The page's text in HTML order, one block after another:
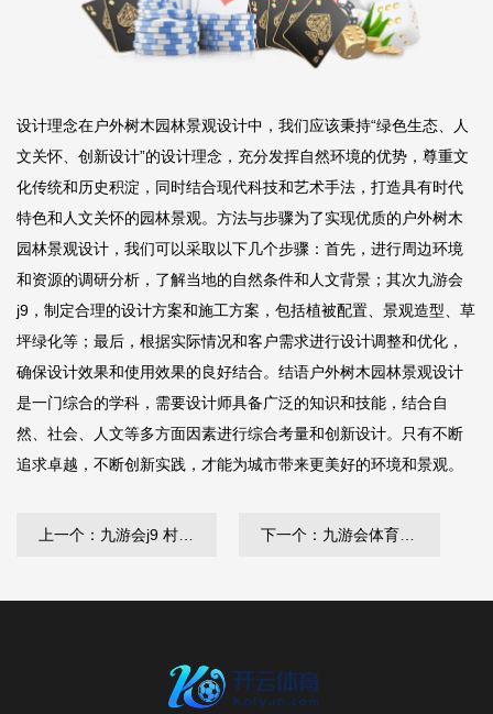
设计理念在户外树木园林景观设计中，我们应该秉持“绿色生态、人
文关怀、创新设计”的设计理念，充分发挥自然环境的优势，尊重文
化传统和历史积淀，同时结合现代科技和艺术手法，打造具有时代
特色和人文关怀的园林景观。方法与步骤为了实现优质的户外树木
园林景观设计，我们可以采取以下几个步骤：首先，进行周边环境
和资源的调研分析，了解当地的自然条件和人文背景；其次九游会
j9 ，制定合理的设计方案和施工方案，包括植被配置、景观造型、草
坪绿化等；最后，根据实际情况和客户需求进行设计调整和优化，
确保设计效果和使用效果的良好结合。结语户外树木园林景观设计
是一门综合的学科，需要设计师具备广泛的知识和技能，结合自
然、社会、人文等多方面因素进行综合考量和创新设计。只有不断
追求卓越，不断创新实践，才能为城市带来更美好的环境和景观。